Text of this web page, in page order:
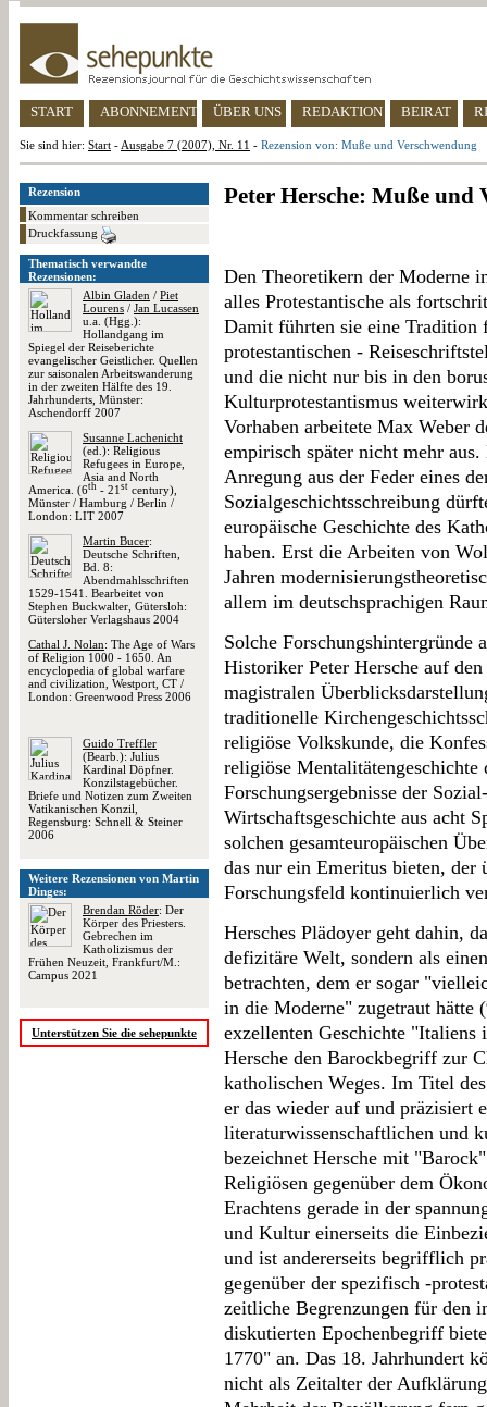
START ABONNEMENT ÜBER UNS REDAKTION BEIRAT
Sie sind hier: Start - Ausgabe 7 (2007), Nr. 11 - Rezension von: Muße und Verschwendung
Rezension
Kommentar schreiben
Druckfassung
Thematisch verwandte
Rezensionen:
Albin Gladen / Piet
Lourens / Jan Lucassen
u.a. (Hgg.):
Hollandgang im
Spiegel der Reiseberichte
evangelischer Geistlicher. Quellen
zur saisonalen Arbeitswanderung
in der zweiten Hälfte des 19.
Jahrhunderts, Münster:
Aschendorff 2007
Susanne Lachenicht
(ed.): Religious
Refugees in Europe,
Asia and North
America. (6th - 21 st century),
Münster / Hamburg / Berlin /
London: LIT 2007
Martin Bucer:
Deutsche Schriften,
Bd. 8:
Abendmahlsschriften
1529-1541. Bearbeitet von
Stephen Buckwalter, Gütersloh:
Gütersloher Verlagshaus 2004
Cathal J. Nolan: The Age of Wars
of Religion 1000 - 1650. An
encyclopedia of global warfare
and civilization, Westport, CT /
London: Greenwood Press 2006
Guido Treffler
(Bearb.): Julius
Kardinal Döpfner.
Konzilstagebücher.
Briefe und Notizen zum Zweiten
Vatikanischen Konzil,
Regensburg: Schnell & Steiner
2006
Weitere Rezensionen von Martin
Dinges:
Brendan Röder: Der
Körper des Priesters.
Gebrechen im
Katholizismus der
Frühen Neuzeit, Frankfurt/M.:
Campus 2021
Unterstützen Sie die sehepunkte
Peter Hersche: Muße und
Den Theoretikern der Moderne
alles Protestantische als
Damit führten sie eine Tradition
protestantischen -
und die nicht nur bis in den
Kulturprotestantismus
Vorhaben arbeitete Max Weber
empirisch später nicht mehr
Anregung aus der Feder eines
Sozialgeschichtsschreibung
europäische Geschichte des
haben. Erst die Arbeiten von
Jahren
allem im deutschsprachigen
Solche Forschungshintergründe
Historiker Peter Hersche auf
magistralen
traditionelle
religiöse Volkskunde, die
religiöse
Forschungsergebnisse der
Wirtschaftsgeschichte aus acht
solchen gesamteuropäischen
das nur ein Emeritus bieten, der
Forschungsfeld kontinuierlich
Hersches Plädoyer geht dahin,
defizitäre Welt, sondern als
betrachten, dem er sogar
in die Moderne" zugetraut hätte
exzellenten Geschichte
Hersche den Barockbegriff zur
katholischen Weges. Im Titel
er das wieder auf und präzisiert
literaturwissenschaftlichen und
bezeichnet Hersche mit
Religiösen gegenüber dem
Erachtens gerade in der
und Kultur einerseits die
und ist andererseits begrifflich
gegenüber der spezifisch -
zeitliche Begrenzungen für den
diskutierten Epochenbegriff
1770" an. Das 18. Jahrhundert
nicht als Zeitalter der